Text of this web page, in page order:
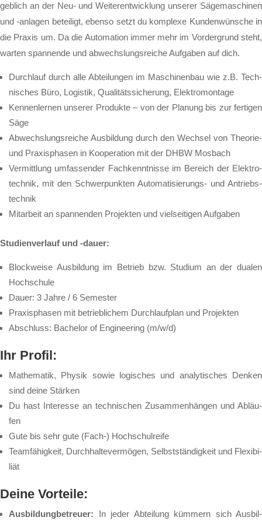
geb­lich an der Neu- und Wei­ter­ent­wick­lung un­se­rer Sä­ge­ma­schi­nen
und -an­la­gen be­tei­ligt, eben­so setzt du kom­ple­xe Kun­den­wün­sche in
die Pra­xis um. Da die Au­to­ma­ti­on im­mer mehr im Vor­der­grund steht,
war­ten span­nen­de und ab­wechs­lungs­rei­che Auf­ga­ben auf dich.
Durch­lauf durch al­le Ab­tei­lun­gen im Ma­schi­nen­bau wie z.B. Tech­
ni­sches Bü­ro, Lo­gis­tik, Qua­li­täts­si­che­rung, Elek­tro­mon­ta­ge
Ken­nen­ler­nen un­se­rer Pro­duk­te – von der Pla­nung bis zur fer­ti­gen
Sä­ge
Ab­wechs­lungs­rei­che Aus­bil­dung durch den Wech­sel von The­o­rie-
und Pra­xis­pha­sen in Ko­ope­ra­ti­on mit der DHBW Mos­bach
Ver­mitt­lung um­fas­sen­der Fach­kennt­nis­se im Be­reich der Elek­tro­
tech­nik, mit den Sch­wer­punk­ten Au­to­ma­ti­sie­rungs- und An­triebs­
tech­nik
Mit­ar­beit an span­nen­den Pro­jek­ten und viel­sei­ti­gen Auf­ga­ben
Stu­di­en­ver­lauf und -dau­er:
Block­wei­se Aus­bil­dung im Be­trieb bzw. Stu­di­um an der du­a­len
Hoch­schu­le
Dau­er: 3 Jah­re / 6 Se­mes­ter
Pra­xis­pha­sen mit be­trieb­li­chem Durch­lauf­plan und Pro­jek­ten
Ab­schluss: Ba­che­lor of En­gi­neer­ing (m/w/d)
Ihr Pro­fil:
Ma­the­ma­tik, Phy­sik so­wie lo­gi­sches und ana­ly­ti­sches Den­ken
sind dei­ne Stär­ken
Du hast In­ter­es­se an tech­ni­schen Zu­sam­men­hän­gen und Ab­läu­
fen
Gu­te bis sehr gu­te (Fach-) Hoch­schul­rei­fe
Team­fä­hig­keit, Durch­hal­te­ver­mö­gen, Selbst­stän­dig­keit und Fle­xi­bi­
li­ät
Dei­ne Vor­tei­le:
Aus­bil­dung­be­treu­er: In je­der Ab­tei­lung küm­mern sich Aus­bil­